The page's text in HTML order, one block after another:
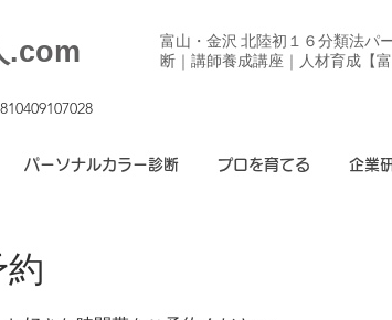
.com
富山・金沢 北陸初１６分類法パ
断｜講師養成講座｜人材育成【富
パーソナルカラー診断 プロを育てる 企業